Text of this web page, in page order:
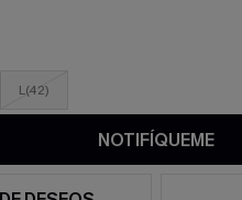
L(42)
NOTIFÍQUEME